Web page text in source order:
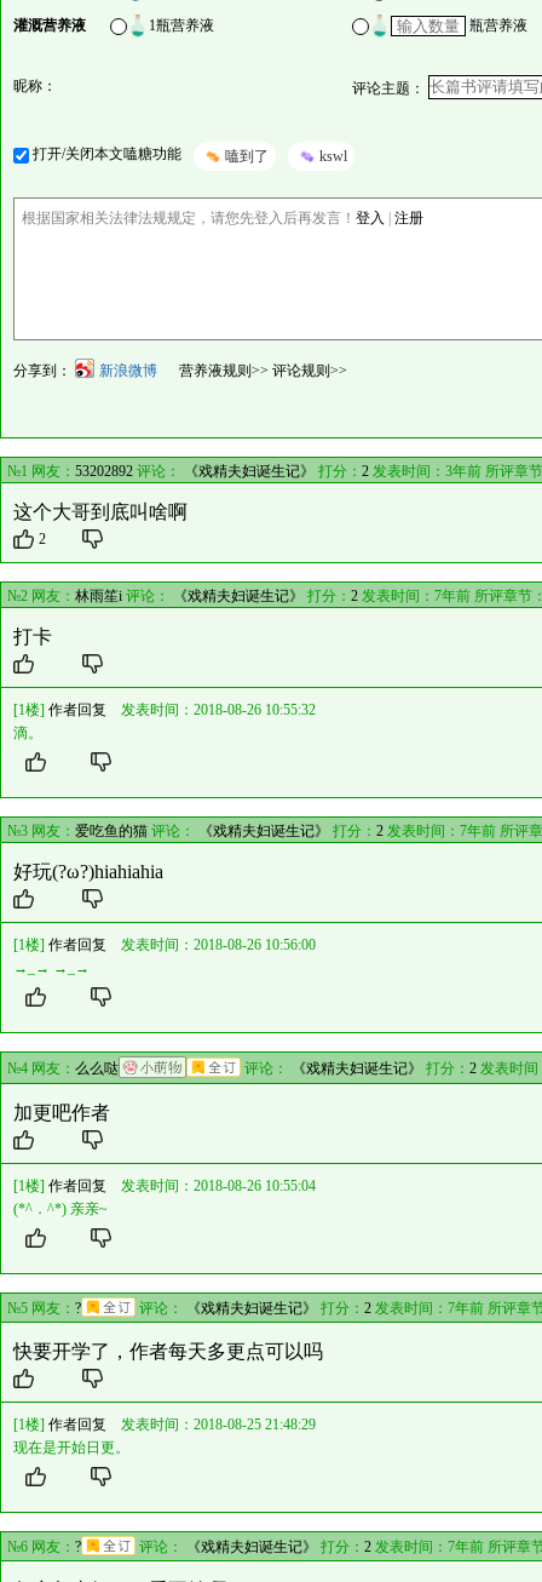
灌溉营养液 1瓶营养液 瓶营养液
昵称： 评论主题：
打开/关闭本文嗑糖功能 嗑到了 kswl
根据国家相关法律法规规定，请您先登入后再发言！ 登入 | 注册
分享到： 新浪微博 营养液规则>> 评论规则>>
№1 网友： 53202892 评论： 《戏精夫妇诞生记》 打分： 2 发表时间：3年前 所评章
这个大哥到底叫啥啊
2
№2 网友： 林雨笙i 评论： 《戏精夫妇诞生记》 打分： 2 发表时间：7年前 所评章节
打卡
[1楼] 作者回复 发表时间：2018-08-26 10:55:32
滴。
№3 网友： 爱吃鱼的猫 评论： 《戏精夫妇诞生记》 打分： 2 发表时间：7年前 所评
好玩(?ω?)hiahiahia
[1楼] 作者回复 发表时间：2018-08-26 10:56:00
→_→ →_→
№4 网友： 么么哒 评论： 《戏精夫妇诞生记》 打分：2 发表时
加更吧作者
[1楼] 作者回复 发表时间：2018-08-26 10:55:04
(*^．^*) 亲亲~
№5 网友： ? 评论： 《戏精夫妇诞生记》 打分： 2 发表时间：7年前 所评章
快要开学了，作者每天多更点可以吗
[1楼] 作者回复 发表时间：2018-08-25 21:48:29
现在是开始日更。
№6 网友： ? 评论： 《戏精夫妇诞生记》 打分： 2 发表时间：7年前 所评章